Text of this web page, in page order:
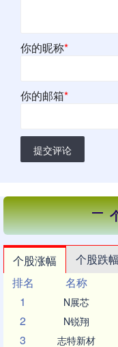
你的昵称*
你的邮箱*
提交评论
个股涨幅 个股跌幅
排名
名称
1
N展芯
2 N锐翔
3 志特新材